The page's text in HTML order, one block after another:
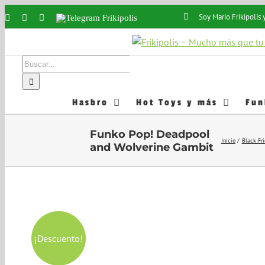
Saltar
al
InstagramFacebookTelegram
Frikipolis
Soy Mario Frikípolis
Buscar:
Hasbro Hot Toys y más
Funko Pop! Deadpool
and Wolverine Gambit
Inicio Black
¡Descuento!